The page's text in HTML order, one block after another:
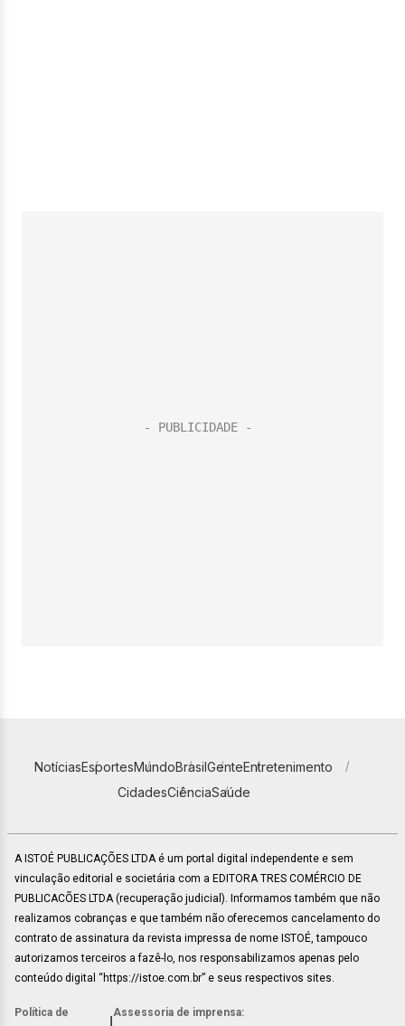
NotíciasEsportesMundoBrasilGenteEntretenimento
CidadesCiênciaSaúde
A ISTOÉ PUBLICAÇÕES LTDA é um portal digital independente e sem
vinculação editorial e societária com a EDITORA TRES COMÉRCIO DE
PUBLICACÕES LTDA (recuperação judicial). Informamos também que não
realizamos cobranças e que também não oferecemos cancelamento do
contrato de assinatura da revista impressa de nome ISTOÉ, tampouco
autorizamos terceiros a fazê-lo, nos responsabilizamos apenas pelo
conteúdo digital “https://istoe.com.br” e seus respectivos sites.
Política de Assessoria de imprensa: